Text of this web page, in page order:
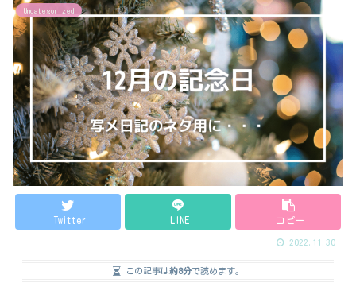
Uncategorized
Twitter LINE コピー
2022.11.30
この記事は約8分で読めます。